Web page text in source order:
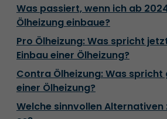
Was passiert, wenn ich ab
Ölheizung einbaue?
Pro Ölheizung: Was spricht
Einbau einer Ölheizung?
Contra Ölheizung: Was spricht
einer Ölheizung?
Welche sinnvollen Alternativen